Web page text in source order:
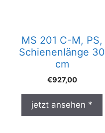
MS 201 C-M, PS,
Schienenlänge 30
cm
€927,00
jetzt ansehen *